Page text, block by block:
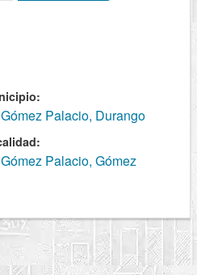
Palacio, Durango
Palacio, Gómez